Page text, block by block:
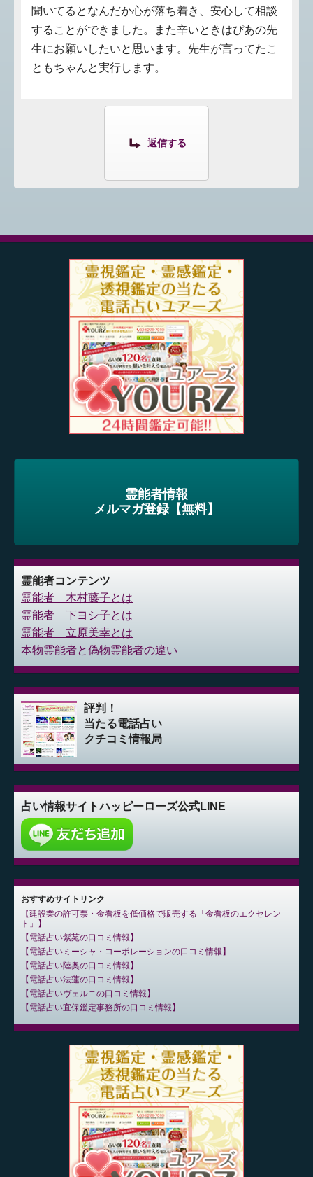
聞いてるとなんだか心が落ち着き、安心して相談
することができました。また辛いときはぴあの先
生にお願いしたいと思います。先生が言ってたこ
ともちゃんと実行します。
返信する
霊能者情報
メルマガ登録【無料】
霊能者コンテンツ
霊能者 木村藤子とは
霊能者 下ヨシ子とは
霊能者 立原美幸とは
本物霊能者と偽物霊能者の違い
評判！
当たる電話占い
クチコミ情報局
占い情報サイトハッピーローズ公式LINE
おすすめサイトリンク
建設業の許可票・金看板を低価格で販売する「金看板のエクセレン
ト」
電話占い紫苑の口コミ情報
電話占いミーシャ・コーポレーションの口コミ情報
電話占い陸奥の口コミ情報
電話占い法蓮の口コミ情報
電話占いヴェルニの口コミ情報
電話占い宜保鑑定事務所の口コミ情報